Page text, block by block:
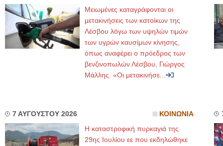
Μειωμένες καταγράφονται οι
μετακινήσεις των κατοίκων της
Λέσβου λόγω των υψηλών τιμών
των υγρών καυσίμων κίνησης,
όπως αναφέρει ο πρόεδρος των
βενζινοπωλών Λέσβου, Γιώργος
Μάλλης. «Οι μετακινήσε...
7 ΑΥΓΟΥΣΤΟΥ 2026 ΚΟΙΝΩΝΙΑ
Η καταστροφική πυρκαγιά της
29ης Ιουλίου εε που εκδηλώθηκε